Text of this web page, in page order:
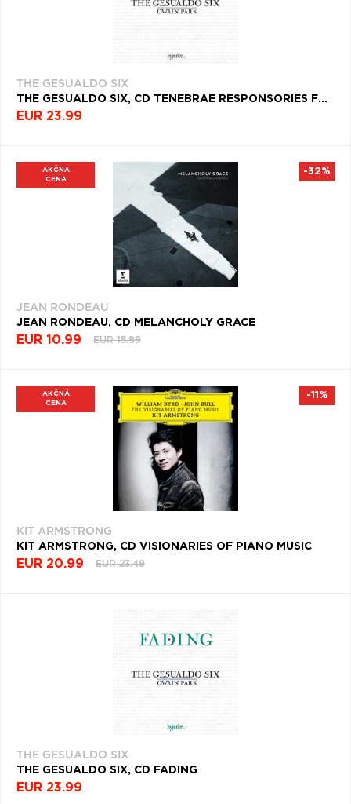
THE GESUALDO SIX
THE GESUALDO SIX, CD TENEBRAE RESPONSORIES FOR MAUNDY THURSDAY
EUR 23.99
AKČNÁ
CENA
JEAN RONDEAU
JEAN RONDEAU, CD MELANCHOLY GRACE
EUR 10.99 EUR 15.99
-32%
AKČNÁ
CENA
KIT ARMSTRONG
KIT ARMSTRONG, CD VISIONARIES OF PIANO MUSIC
EUR 20.99 EUR 23.49
-11%
THE GESUALDO SIX
THE GESUALDO SIX, CD FADING
EUR 23.99